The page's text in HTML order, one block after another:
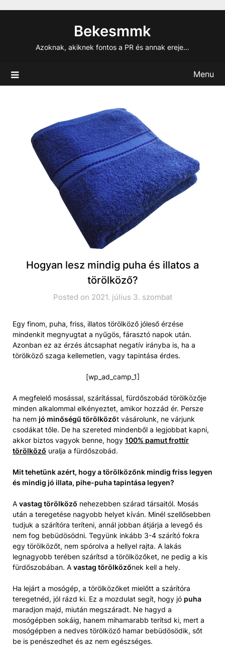
Bekesmmk
Azoknak, akiknek fontos a PR és annak ereje…
Menu
Hogyan lesz mindig puha és illatos a
törölköző?
Posted on 2021. július 3. szombat
Egy finom, puha, friss, illatos törölköző jóleső érzése
mindenkit megnyugtat a nyűgös, fárasztó napok után.
Azonban ez az érzés átcsaphat negatív irányba is, ha a
törölköző szaga kellemetlen, vagy tapintása érdes.
[wp_ad_camp_1]
A megfelelő mosással, szárítással, fürdőszobád törölközője
minden alkalommal elkényeztet, amikor hozzád ér. Persze
ha nem jó minőségű törölközőt vásárolunk, ne várjunk
csodákat tőle. De ha szereted mindenből a legjobbat kapni,
akkor biztos vagyok benne, hogy 100% pamut frottír
törölköző uralja a fürdőszobád.
Mit tehetünk azért, hogy a törölközőnk mindig friss legyen
és mindig jó illata, pihe-puha tapintása legyen?
A vastag törölköző nehezebben szárad társaitól. Mosás
után a teregetése nagyobb helyet kíván. Minél szellősebben
tudjuk a szárítóra teríteni, annál jobban átjárja a levegő és
nem fog bebüdösödni. Tegyünk inkább 3-4 szárító fokra
egy törölközőt, nem spórolva a hellyel rajta. A lakás
legnagyobb terében szárítsd a törölközőket, ne pedig a kis
fürdőszobában. A vastag törölközőnek kell a hely.
Ha lejárt a mosógép, a törölközőket mielőtt a szárítóra
teregetnéd, jól rázd ki. Ez a mozdulat segít, hogy jó puha
maradjon majd, miután megszáradt. Ne hagyd a
mosógépben sokáig, hanem mihamarabb terítsd ki, mert a
mosógépben a nedves törölköző hamar bebüdösödik, sőt
be is penészedhet és az nem egészséges.